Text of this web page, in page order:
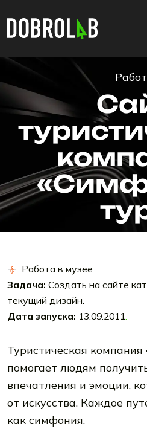
Работа в музее
Задача: Создать на сайте
текущий дизайн.
Дата запуска: 13.09.2011.
Туристическая
помогает людям
впечатления и эмоции,
от искусства. Каждое
как симфония.